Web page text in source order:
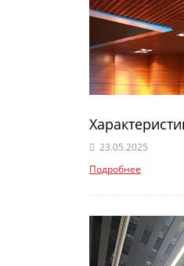
23.05.2025
Подробнее